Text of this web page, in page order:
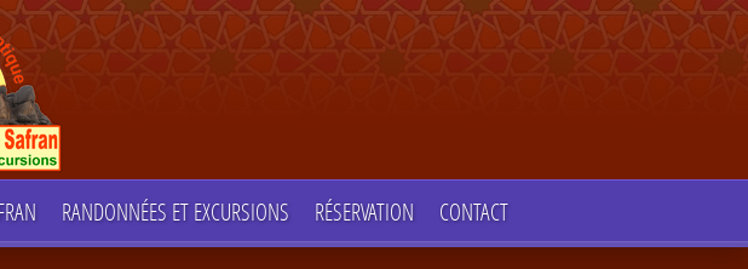
RANDONNÉES ET EXCURSIONS RÉSERVATION CONTACT